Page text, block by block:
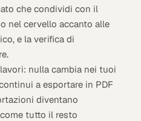
che condividi con il
nel cervello accanto alle
e la verifica di
nulla cambia nei tuoi
a esportare in PDF
diventano
tutto il resto